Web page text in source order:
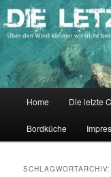
Zum
primären
Inhalt
Zum
sekundären
Inhalt
DIE
Über den Wind
richten.
Home Die letzte
Bordküche